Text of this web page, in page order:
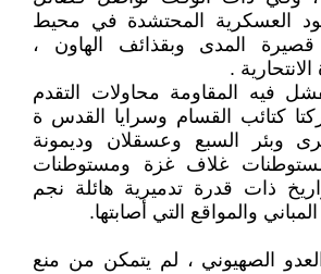
العسكرية المحتشدة في محيط
قصيرة المدى وبقذائف الهاون ،
.
فيه المقاومة محاولات التقدم
كتائب القسام وسرايا القدس ة
وبئر السبع وعسقلان وديمونة
غلاف غزة ومستوطنات
ذات قدرة تدميرية هائلة نجم
والمواقع التي أصابتها.
الصهيوني ، لم يتمكن من منع